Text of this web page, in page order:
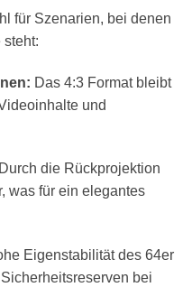
für Szenarien, bei denen
steht:
Das 4:3 Format bleibt
und
Durch die Rückprojektion
was für ein elegantes
Eigenstabilität des 64er
bei